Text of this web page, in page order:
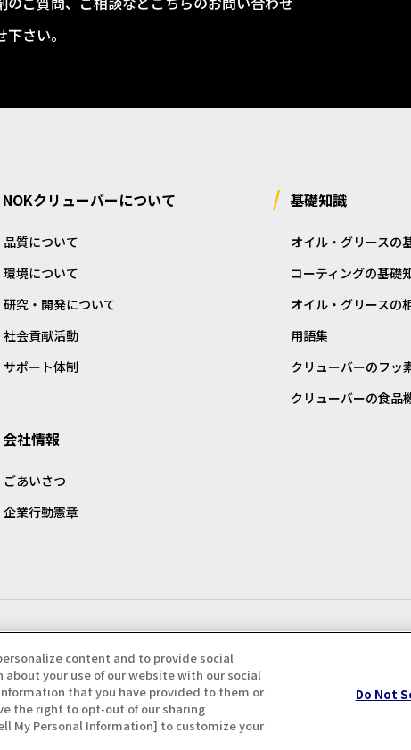
さい。
NOKクリューバーについて
品質について
環境について
研究・開発について
社会貢献活動
サポート体制
会社情報
ごあいさつ
企業行動憲章
基礎知識
オイル・グリースの
コーティングの基礎
オイル・グリースの
用語集
クリューバーのフッ
クリューバーの食品
プライバシー・クッキーポリシ
content and to provide social
your use of our website with our social
that you have provided to them or
the right to opt-out of our sharing
My Personal Information] to customize your
Do Not